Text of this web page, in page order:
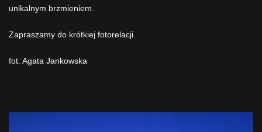
unikalnym brzmieniem.
Zapraszamy do krótkiej fotorelacji.
fot. Agata Jankowska